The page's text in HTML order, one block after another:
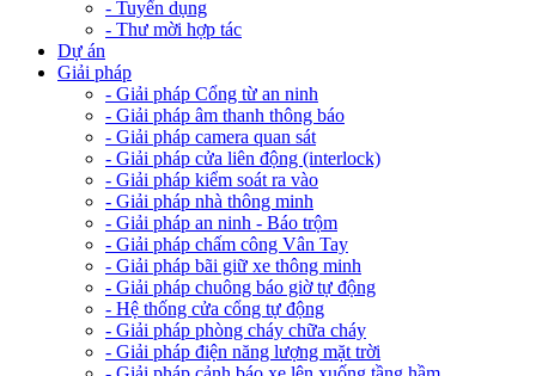
- Tuyển dụng
- Thư mời hợp tác
Dự án
Giải pháp
- Giải pháp Cổng từ an ninh
- Giải pháp âm thanh thông báo
- Giải pháp camera quan sát
- Giải pháp cửa liên động (interlock)
- Giải pháp kiểm soát ra vào
- Giải pháp nhà thông minh
- Giải pháp an ninh - Báo trộm
- Giải pháp chấm công Vân Tay
- Giải pháp bãi giữ xe thông minh
- Giải pháp chuông báo giờ tự động
- Hệ thống cửa cổng tự động
- Giải pháp phòng cháy chữa cháy
- Giải pháp điện năng lượng mặt trời